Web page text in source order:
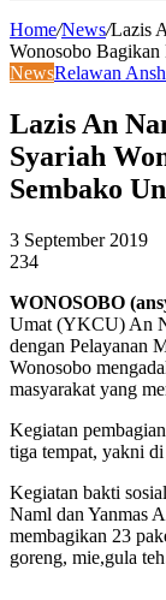
Home/News/Lazis
Wonosobo Bagikan
NewsRelawan
Lazis An
Syariah
Sembako
3 September 2019
234
WONOSOBO
Umat (YKCU) An
dengan Pelayanan
Wonosobo
masyarakat yang
Kegiatan
tiga tempat, yakni
Kegiatan bakti
Naml dan Yanmas
membagikan 23
goreng, mie,gula